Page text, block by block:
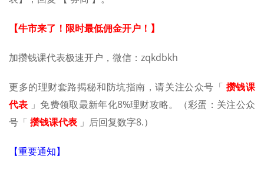
【牛市来了！限时最低佣金开户！】
加攒钱课代表极速开户，微信：zqkdbkh
更多的理财套路揭秘和防坑指南，请关注公众号「 攒钱课
代表 」免费领取最新年化8%理财攻略。（彩蛋：关注公众
号「 攒钱课代表 」后回复数字8.）
【重要通知】